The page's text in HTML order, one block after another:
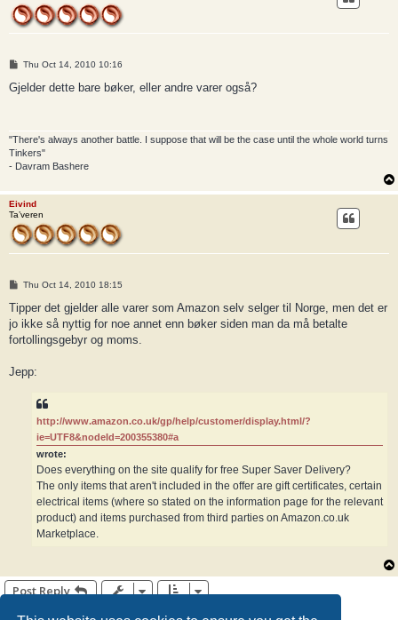
P
s
t
Thu Oct 14, 2010 10:16
Gjelder dette bare bøker, eller andre varer også?
"There's always another battle. I suppose that will be the case until the whole world turns
Tinkers"
- Davram Bashere
Eivind
Ta’veren
P
s
t
Thu Oct 14, 2010 18:15
Tipper det gjelder alle varer som Amazon selv selger til Norge, men det er
jo ikke så nyttig for noe annet enn bøker siden man da må betalte
fortollingsgebyr og moms.
Jepp:
http://www.amazon.co.uk/gp/help/customer/display.html/?
ie=UTF8&nodeId=200355380#a
wrote:
Does everything on the site qualify for free Super Saver Delivery?
The only items that aren't included in the offer are gift certificates, certain
electrical items (where so stated on the information page for the relevant
product) and items purchased from third parties on Amazon.co.uk
Marketplace.
Post Reply